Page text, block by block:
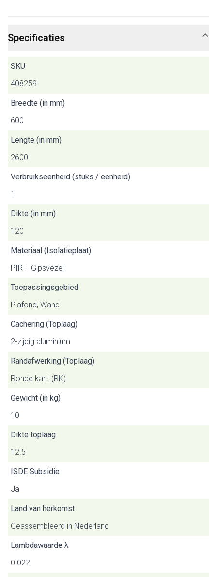
Specificaties
SKU
408259
Breedte (in mm)
600
Lengte (in mm)
2600
Verbruikseenheid (stuks / eenheid)
1
Dikte (in mm)
120
Materiaal (Isolatieplaat)
PIR + Gipsvezel
Toepassingsgebied
Plafond, Wand
Cachering (Toplaag)
2-zijdig aluminium
Randafwerking (Toplaag)
Ronde kant (RK)
Gewicht (in kg)
10
Dikte toplaag
12.5
ISDE Subsidie
Ja
Land van herkomst
Geassembleerd in Nederland
Lambdawaarde λ
0.022